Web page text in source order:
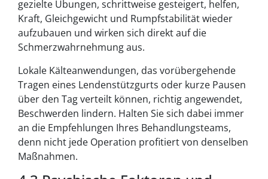
gezielte Übungen, schrittweise gesteigert, helfen,
Kraft, Gleichgewicht und Rumpfstabilität wieder
aufzubauen und wirken sich direkt auf die
Schmerzwahrnehmung aus.
Lokale Kälteanwendungen, das vorübergehende
Tragen eines Lendenstützgurts oder kurze Pausen
über den Tag verteilt können, richtig angewendet,
Beschwerden lindern. Halten Sie sich dabei immer
an die Empfehlungen Ihres Behandlungsteams,
denn nicht jede Operation profitiert von denselben
Maßnahmen.